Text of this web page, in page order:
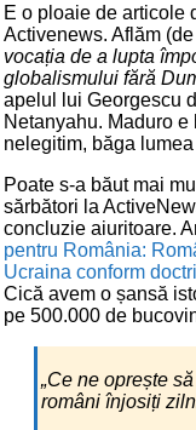
E o ploaie de articole
Activenews. Aflăm
vocația de a lupta
globalismului fără
apelul lui Georgescu
Netanyahu. Maduro e
nelegitim, băga
Poate s-a băut mai
sărbători la
concluzie aiuritoare.
pentru România:
Ucraina conform
Cică avem o șansă
pe 500.000 de
„Ce ne oprește
români înjosiți